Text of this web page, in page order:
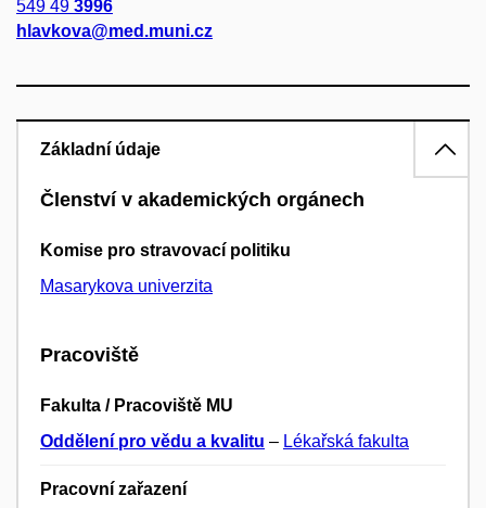
549 49 3996
hlavkova@med.muni.cz
Základní údaje
Členství v akademických orgánech
Komise pro stravovací politiku
Masarykova univerzita
Pracoviště
Fakulta / Pracoviště MU
Oddělení pro vědu a kvalitu – Lékařská fakulta
Pracovní zařazení